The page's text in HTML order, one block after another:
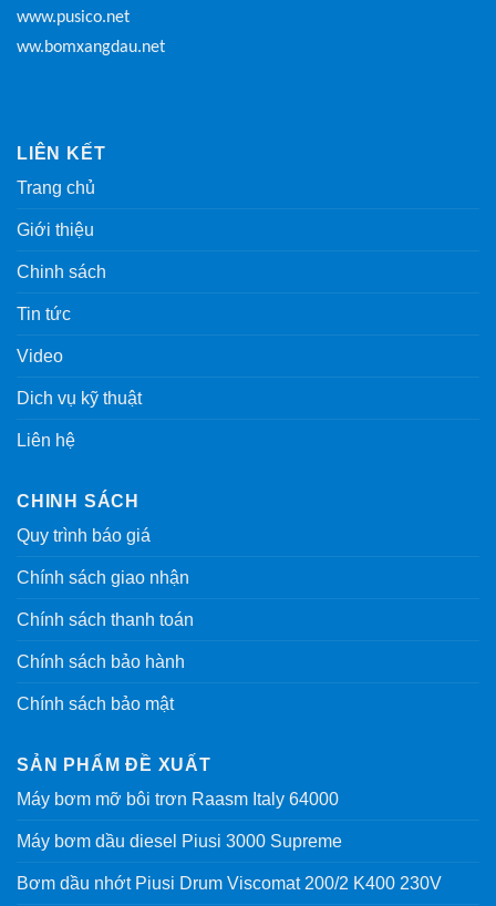
www.pusico.net
ww.bomxangdau.net
LIÊN KẾT
Trang chủ
Giới thiệu
Chinh sách
Tin tức
Video
Dich vụ kỹ thuật
Liên hệ
CHINH SÁCH
Quy trình báo giá
Chính sách giao nhận
Chính sách thanh toán
Chính sách bảo hành
Chính sách bảo mật
SẢN PHẨM ĐỀ XUẤT
Máy bơm mỡ bôi trơn Raasm Italy 64000
Máy bơm dầu diesel Piusi 3000 Supreme
Bơm dầu nhớt Piusi Drum Viscomat 200/2 K400 230V